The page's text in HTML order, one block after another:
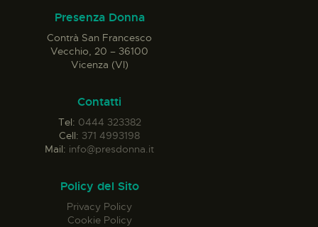
Presenza Donna
Contrà San Francesco
Vecchio, 20 – 36100
Vicenza (VI)
Contatti
Tel: 0444 323382
Cell: 371 4993198
Mail: info@presdonna.it
Policy del Sito
Privacy Policy
Cookie Policy